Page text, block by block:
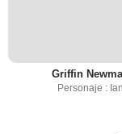
Griffin
Personaje : Ian